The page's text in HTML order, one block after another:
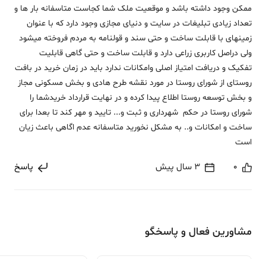
ممکن وجود داشته باشد و موقعیت ملک شما کجاست متاسفانه بار ها و
تعداد زیادی تبلیغات در سایت و دنیای مجازی وجود دارد که با عنوان
زمینهای با قابلت ساخت و حتی سند و قولنامه به مردم فروخته میشود
ولی دراصل کاربری زراعی دارد و قابلت ساخت و حتی گاهی قابلیت
تفکیک و دریافت امتیاز اصلی وامکانات ندارد باید در زمان خرید در بافت
روستای از شورای روستا در مورد نقشه طرح هادی و بخش مسکونی مجاز
و بخش توسعه روستا اطلاع پیدا کرده و در نهایت قرارداد خریدشما را
شورای روستا در حکم شهرداری و ثبت و... تایید و مهر کند تا بعدا برای
ساخت و امکانات و.. به مشکل نخورید متاسفانه عدم اگاهی باعث زیان
است
0 3 سال پیش پاسخ
مشاورین فعال و پاسخگو